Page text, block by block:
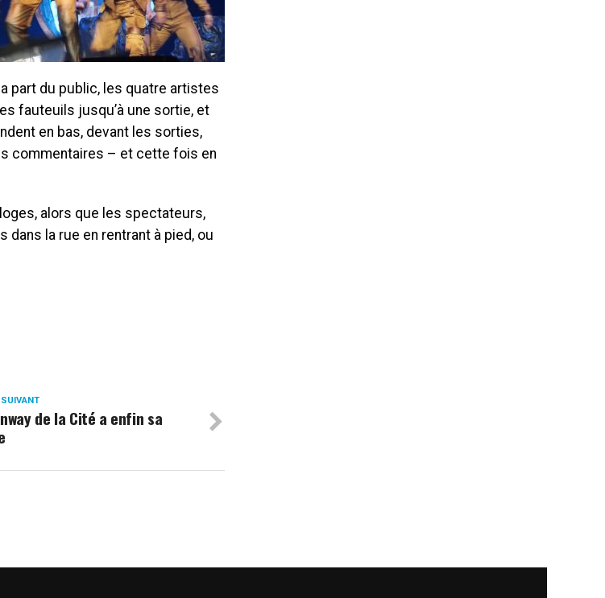
part du public, les quatre artistes
fauteuils jusqu’à une sortie, et
en bas, devant les sorties,
commentaires – et cette fois en
alors que les spectateurs,
la rue en rentrant à pied, ou
de la Cité a enfin sa